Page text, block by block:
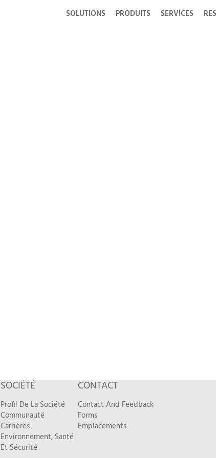
SOLUTIONS PRODUITS SERVICES
SOCIÉTÉ
Profil De La Société
Communauté
Carrières
Environnement, Santé
Et Sécurité
CONTACT
Contact And Feedback
Forms
Emplacements